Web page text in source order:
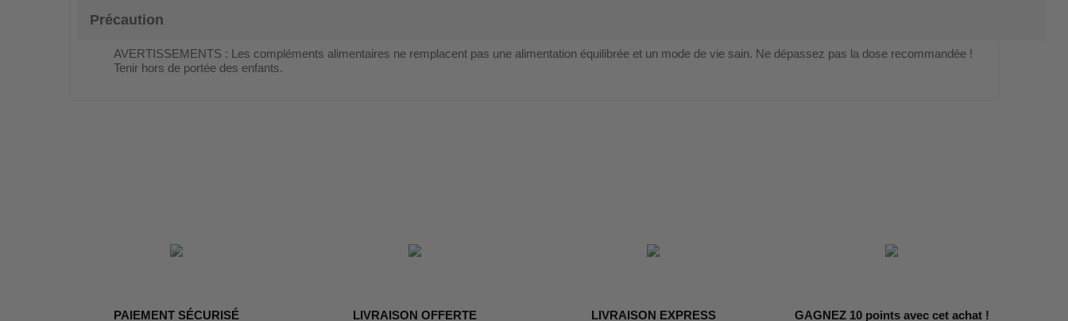
Précaution
AVERTISSEMENTS : Les compléments alimentaires ne remplacent pas une alimentation équilibrée et un mode de vie sain. Ne dépassez pas la dose recommandée !
Tenir hors de portée des enfants.
PAIEMENT SÉCURISÉ LIVRAISON OFFERTE LIVRAISON EXPRESS GAGNEZ 10 points avec cet achat !